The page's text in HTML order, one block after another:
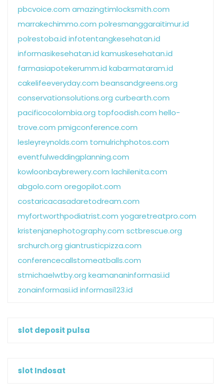
pbcvoice.com amazingtimlocksmith.com
marrakechimmo.com polresmanggaraitimur.id
polrestoba.id infotentangkesehatan.id
informasikesehatan.id kamuskesehatan.id
farmasiapotekerumm.id kabarmataram.id
cakelifeeveryday.com beansandgreens.org
conservationsolutions.org curbearth.com
pacificocolombia.org topfoodish.com hello-
trove.com pmigconference.com
lesleyreynolds.com tomulrichphotos.com
eventfulweddingplanning.com
kowloonbaybrewery.com lachilenita.com
abgolo.com oregopilot.com
costaricacasadaretodream.com
myfortworthpodiatrist.com yogaretreatpro.com
kristenjanephotography.com sctbrescue.org
srchurch.org giantrusticpizza.com
conferencecallstomeatballs.com
stmichaelwtby.org keamananinformasi.id
zonainformasi.id informasi123.id
slot deposit pulsa
slot Indosat